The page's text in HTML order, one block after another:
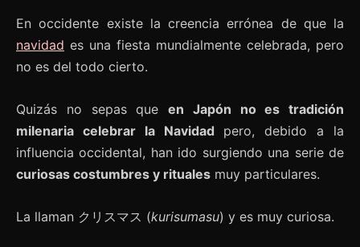
En occidente existe la creencia errónea de que la
navidad es una fiesta mundialmente celebrada, pero
no es del todo cierto.
Quizás no sepas que en Japón no es tradición
milenaria celebrar la Navidad pero, debido a la
influencia occidental, han ido surgiendo una serie de
curiosas costumbres y rituales muy particulares.
La llaman クリスマス (kurisumasu) y es muy curiosa.